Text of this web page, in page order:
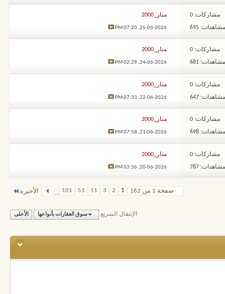
مشاركات: 0
695
منار_2000
25-06-2026,
07:20 PM
مشاركات: 0
681
منار_2000
24-06-2026,
02:29 PM
مشاركات: 0
647
منار_2000
22-06-2026,
07:33 PM
مشاركات: 0
698
منار_2000
21-06-2026,
07:58 PM
مشاركات: 0
787
منار_2000
20-06-2026,
03:36 PM
صفحة 1 من 162 1
2
3
11
51
101
... الأخيرة
الإنتقال السريع سوق العقارات بأنواعها الأعلى